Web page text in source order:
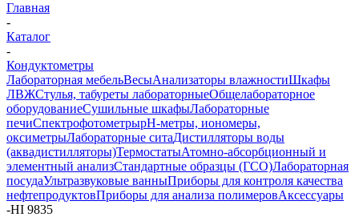
Главная
-
Каталог
-
Кондуктометры
Лабораторная мебельВесыАнализаторы влажностиШкафы
ЛВЖСтулья, табуреты лабораторныеОбщелабораторное
оборудованиеСушильные шкафыЛабораторные
печиСпектрофотометрыpH-метры, иономеры,
оксиметрыЛабораторные ситаДистилляторы воды
(аквадистилляторы)ТермостатыАтомно-абсорбционный и
элементный анализСтандартные образцы (ГСО)Лабораторная
посудаУльтразвуковые ванныПриборы для контроля качества
нефтепродуктовПриборы для анализа полимеровАксессуары
-HI 9835